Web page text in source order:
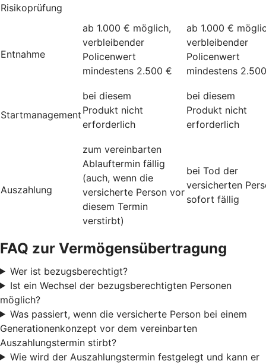
Risikoprüfung
Entnahme
ab 1.000 € möglich,
verbleibender
Policenwert
mindestens 2.500 €
ab 1.000 €
verbleibender
Policenwert
mindestens
Startmanagement
bei diesem
Produkt nicht
erforderlich
bei diesem
Produkt nicht
erforderlich
Auszahlung
zum vereinbarten
Ablauftermin fällig
(auch, wenn die
versicherte Person vor
diesem Termin
verstirbt)
bei Tod der
versicherten
sofort fällig
FAQ zur Vermögensübertragung
Wer ist bezugsberechtigt?
Ist ein Wechsel der bezugsberechtigten Personen
möglich?
Was passiert, wenn die versicherte Person bei einem
Generationenkonzept vor dem vereinbarten
Auszahlungstermin stirbt?
Wie wird der Auszahlungstermin festgelegt und kann er